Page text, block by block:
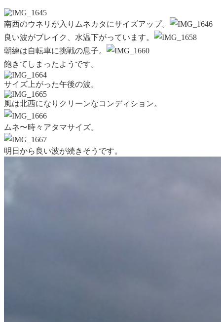
南西のウネリが入りムネカタにサイズアップ。
良い波がブレイク、水温下がっています。
朝練は自転車に挑戦の息子。
飽きて しまったようです。
サイズ上がった午後の波。
風は北西になりクリーンなコンディション。
ムネ〜時々アタマサイズ。
明日から良い波が続きそうです。